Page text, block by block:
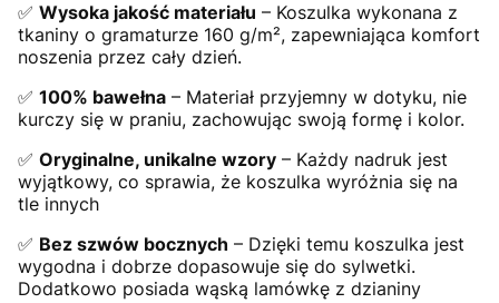
✅ Wysoka jakość materiału – Koszulka wykonana z
tkaniny o gramaturze 160 g/m², zapewniająca komfort
noszenia przez cały dzień.
✅ 100% bawełna – Materiał przyjemny w dotyku, nie
kurczy się w praniu, zachowując swoją formę i kolor.
✅ Oryginalne, unikalne wzory – Każdy nadruk jest
wyjątkowy, co sprawia, że koszulka wyróżnia się na
tle innych
✅ Bez szwów bocznych – Dzięki temu koszulka jest
wygodna i dobrze dopasowuje się do sylwetki.
Dodatkowo posiada wąską lamówkę z dzianiny